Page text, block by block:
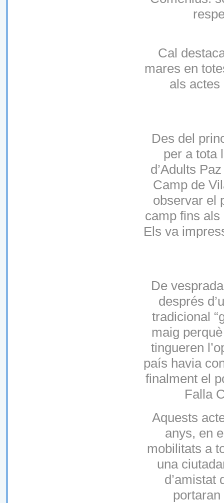
Cal
mares en
als actes
Des del
per a tota
d’Adults
Camp de
observar el
camp fins
Els va
De
després
tradicional
maig
tingueren
país havia
finalment el
Falla
Aquests
anys, en
mobilitats a
una
d’amistat